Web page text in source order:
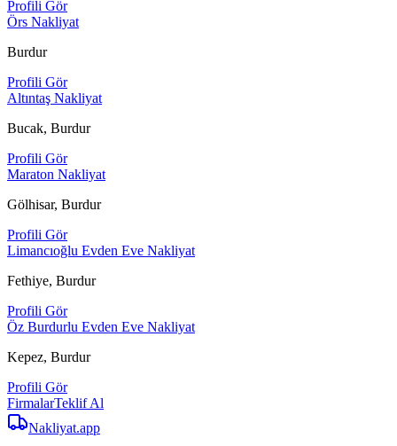
Profili Gör
Örs Nakliyat
Burdur
Profili Gör
Altıntaş Nakliyat
Bucak, Burdur
Profili Gör
Maraton Nakliyat
Gölhisar, Burdur
Profili Gör
Limancıoğlu Evden Eve Nakliyat
Fethiye, Burdur
Profili Gör
Öz Burdurlu Evden Eve Nakliyat
Kepez, Burdur
Profili Gör
FirmalarTeklif Al
Nakliyat.app